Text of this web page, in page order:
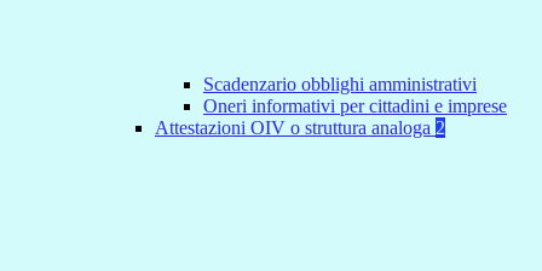
Scadenzario obblighi amministrativi
Oneri informativi per cittadini e imprese
Attestazioni OIV o struttura analoga 2